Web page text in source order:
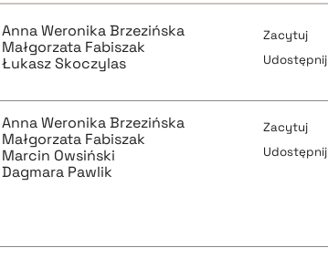
Anna Weronika Brzezińska
Małgorzata Fabiszak
Łukasz Skoczylas
Zacytuj
Udostępnij
Anna Weronika Brzezińska
Małgorzata Fabiszak
Marcin Owsiński
Dagmara Pawlik
Zacytuj
Udostępnij